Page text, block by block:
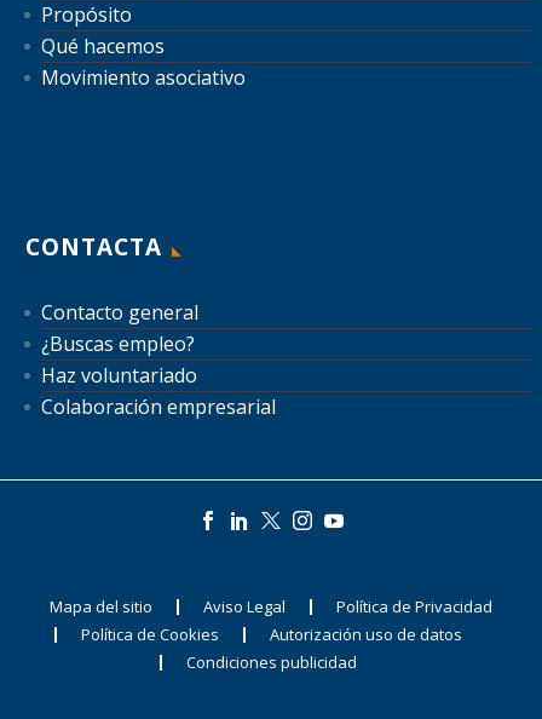
Propósito
Qué hacemos
Movimiento asociativo
CONTACTA
Contacto general
¿Buscas empleo?
Haz voluntariado
Colaboración empresarial
Mapa del sitio Aviso Legal
Política de Privacidad
Política de Cookies
Autorización uso de datos
Condiciones publicidad